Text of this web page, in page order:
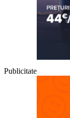
Publicitate